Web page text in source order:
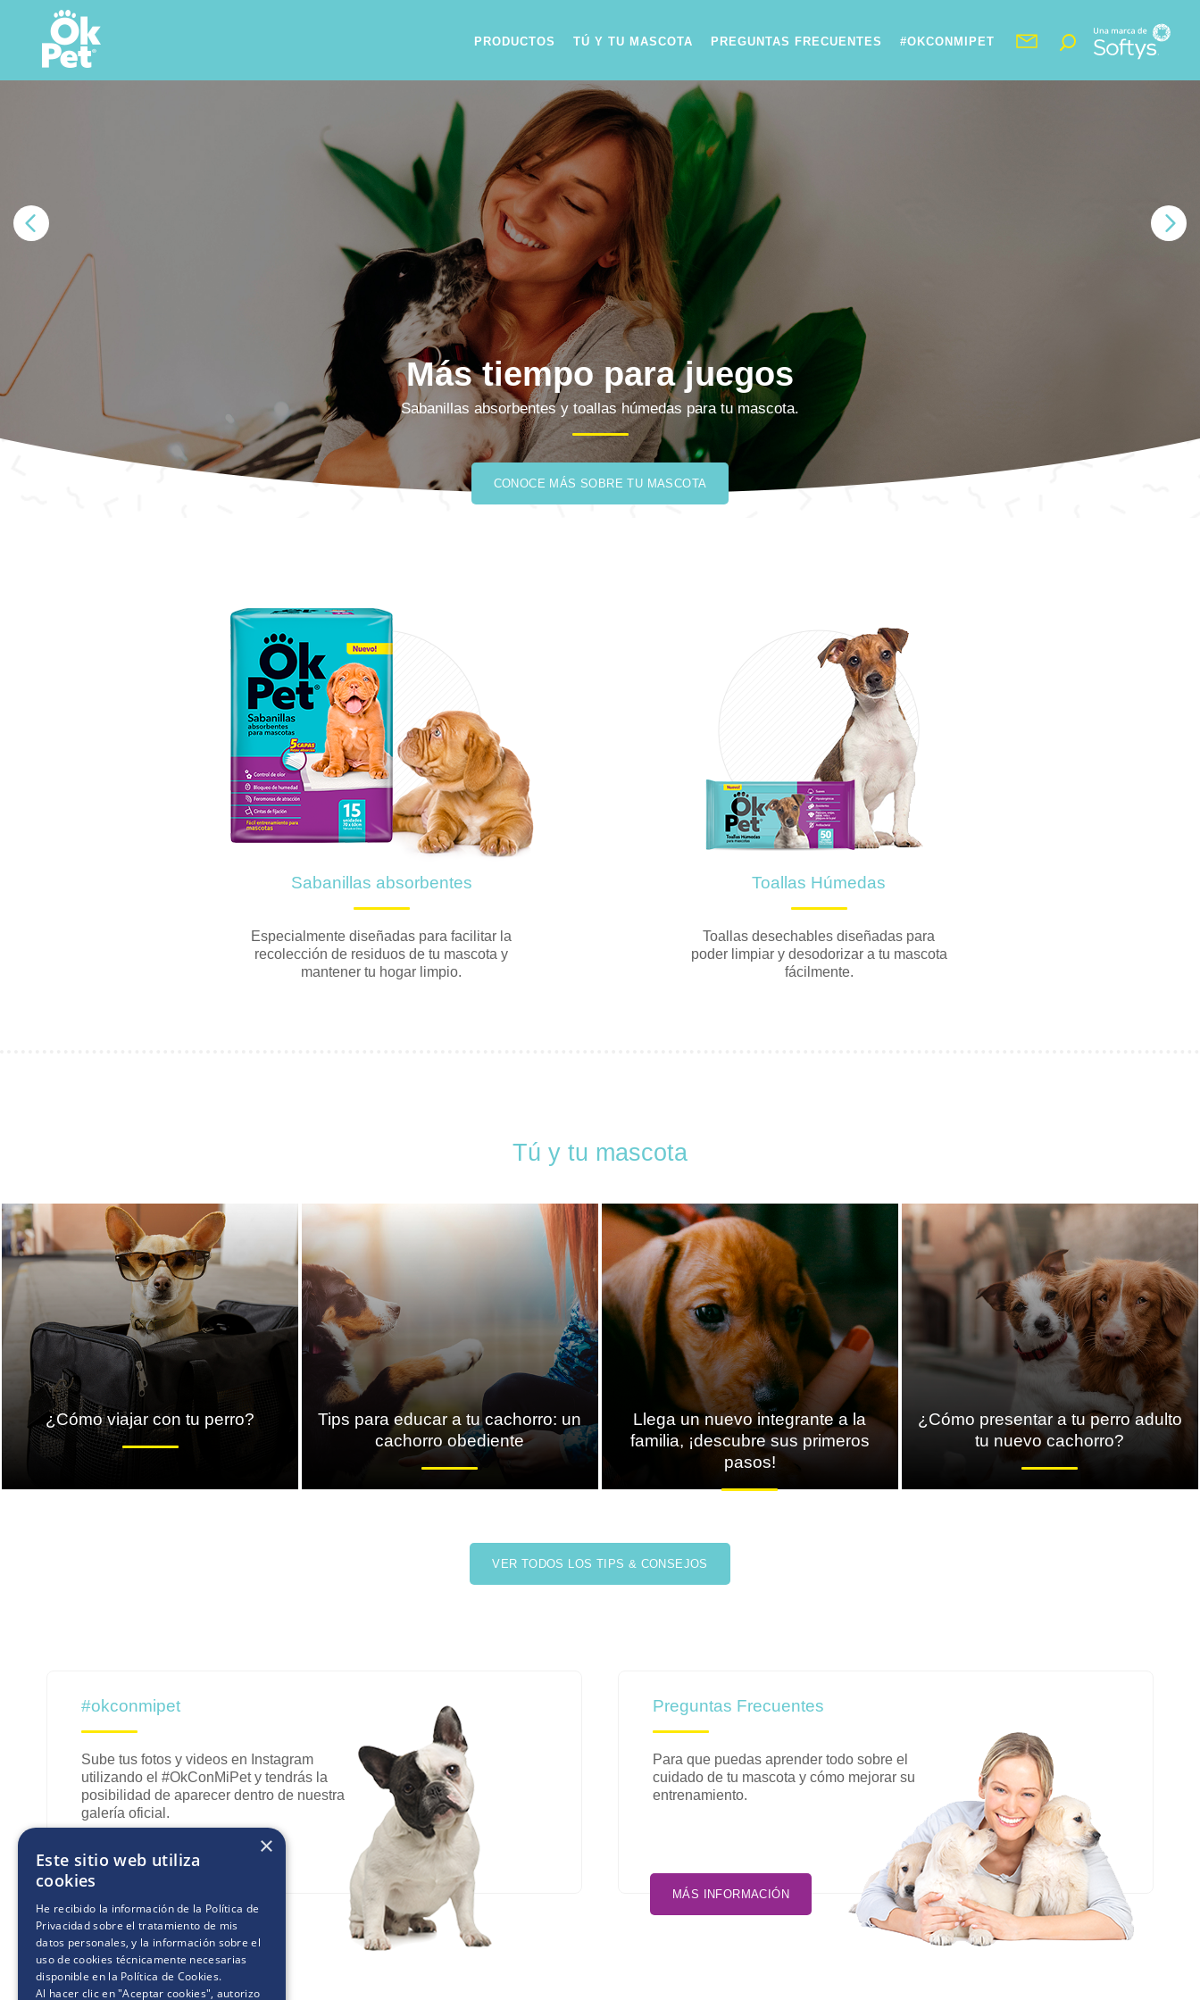
PRODUCTOS TÚ Y TU MASCOTA PREGUNTAS FRECUENTES #OKCONMIPET
Más tiempo para juegos
Sabanillas absorbentes y toallas húmedas para tu mascota.
CONOCE MÁS SOBRE TU MASCOTA
Sabanillas absorbentes
Especialmente diseñadas para facilitar la
recolección de residuos de tu mascota y
mantener tu hogar limpio.
Toallas Húmedas
Toallas desechables diseñadas para
poder limpiar y desodorizar a tu mascota
fácilmente.
Tú y tu mascota
¿Cómo viajar con tu perro?
Tips para educar a tu cachorro: un
cachorro obediente
Llega un nuevo integrante a la
familia, ¡descubre sus primeros
pasos!
¿Cómo presentar a tu perro adulto
tu nuevo cachorro?
VER TODOS LOS TIPS & CONSEJOS
#okconmipet
Sube tus fotos y videos en Instagram
utilizando el #OkConMiPet y tendrás la
posibilidad de aparecer dentro de nuestra
galería oficial.
Preguntas Frecuentes
Para que puedas aprender todo sobre el
cuidado de tu mascota y cómo mejorar su
entrenamiento.
MÁS INFORMACIÓN
×
Este sitio web utiliza
cookies
He recibido la información de la Política de
Privacidadsobre el tratamiento de mis
datos personales, y la información sobre el
uso de cookies técnicamente necesarias
disponible en la Política de Cookies.
Al hacer clic en "Aceptar cookies", autorizo